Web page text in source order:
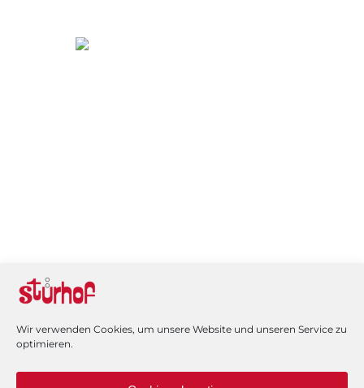
Wir verwenden Cookies, um unsere Website und unseren Service zu
optimieren.
ECHTHEIT VON BEWERTUNGEN